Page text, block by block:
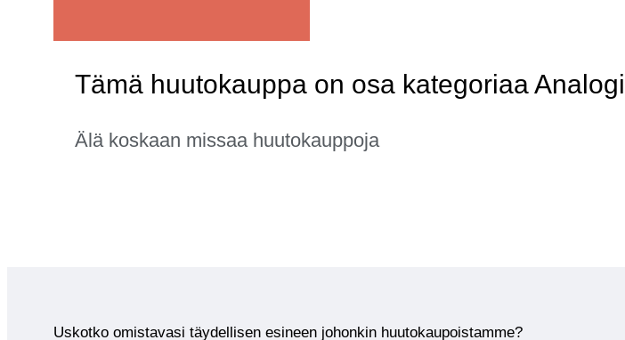
Tämä huutokauppa on osa kategoriaa
Älä koskaan missaa huutokauppoja
Uskotko omistavasi täydellisen esineen johonkin huutokaupoistamme?